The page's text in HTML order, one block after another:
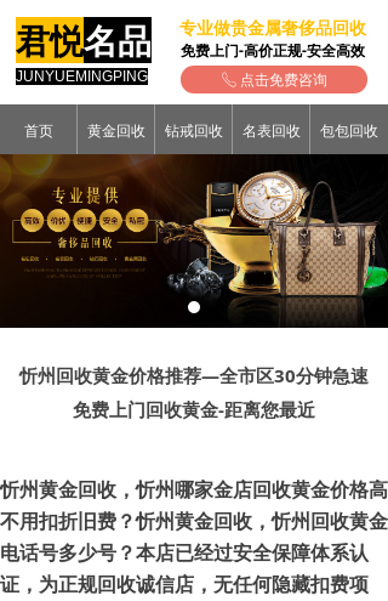
专业做贵金属奢侈品回收
免费上门-高价正规-安全高效
君悦名品
JUNYUEMINGPING ꂅ 点击免费咨询
首页 黄金回收 钻戒回收 名表回收 包包回收
忻州回收黄金价格推荐—全市区30分钟急速
免费上门回收黄金-距离您最近
忻州黄金回收，忻州哪家金店回收黄金价格高
不用扣折旧费？忻州黄金回收，忻州回收黄金
电话号多少号？本店已经过安全保障体系认
证，为正规回收诚信店，无任何隐藏扣费项